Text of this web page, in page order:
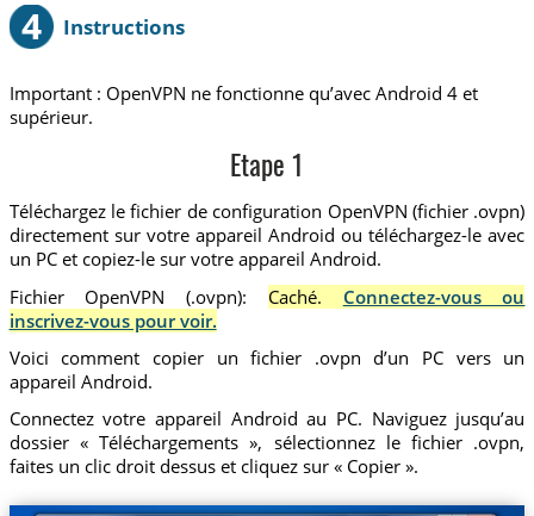
4 Instructions
Important : OpenVPN ne fonctionne qu’avec Android 4 et
supérieur.
Etape 1
Téléchargez le fichier de configuration OpenVPN (fichier .ovpn)
directement sur votre appareil Android ou téléchargez-le avec
un PC et copiez-le sur votre appareil Android.
Fichier OpenVPN (.ovpn):
Caché. Connectez-vous ou
inscrivez-vous pour voir.
Voici comment copier un fichier .ovpn d’un PC vers un
appareil Android.
Connectez votre appareil Android au PC. Naviguez jusqu’au
dossier « Téléchargements », sélectionnez le fichier .ovpn,
faites un clic droit dessus et cliquez sur « Copier ».